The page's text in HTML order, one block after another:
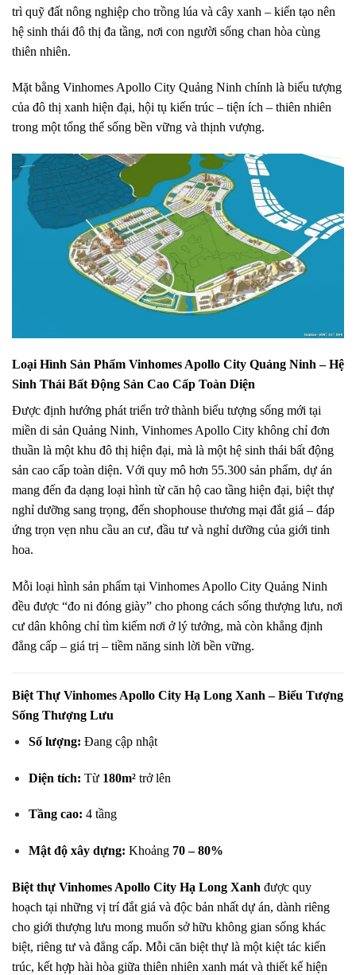
trì quỹ đất nông nghiệp cho trồng lúa và cây xanh – kiến tạo nên
hệ sinh thái đô thị đa tầng, nơi con người sống chan hòa cùng
thiên nhiên.
Mặt bằng Vinhomes Apollo City Quảng Ninh chính là biểu tượng
của đô thị xanh hiện đại, hội tụ kiến trúc – tiện ích – thiên nhiên
trong một tổng thể sống bền vững và thịnh vượng.
Loại Hình Sản Phẩm Vinhomes Apollo City Quảng Ninh – Hệ
Sinh Thái Bất Động Sản Cao Cấp Toàn Diện
Được định hướng phát triển trở thành biểu tượng sống mới tại
miền di sản Quảng Ninh, Vinhomes Apollo City không chỉ đơn
thuần là một khu đô thị hiện đại, mà là một hệ sinh thái bất động
sản cao cấp toàn diện. Với quy mô hơn 55.300 sản phẩm, dự án
mang đến đa dạng loại hình từ căn hộ cao tầng hiện đại, biệt thự
nghỉ dưỡng sang trọng, đến shophouse thương mại đắt giá – đáp
ứng trọn vẹn nhu cầu an cư, đầu tư và nghỉ dưỡng của giới tinh
hoa.
Mỗi loại hình sản phẩm tại Vinhomes Apollo City Quảng Ninh
đều được “đo ni đóng giày” cho phong cách sống thượng lưu, nơi
cư dân không chỉ tìm kiếm nơi ở lý tưởng, mà còn khẳng định
đẳng cấp – giá trị – tiềm năng sinh lời bền vững.
Biệt Thự Vinhomes Apollo City Hạ Long Xanh – Biểu Tượng
Sống Thượng Lưu
Số lượng: Đang cập nhật
Diện tích: Từ 180m²trở lên
Tầng cao: 4 tầng
Mật độ xây dựng: Khoảng 70 – 80%
Biệt thự Vinhomes Apollo City Hạ Long Xanh được quy
hoạch tại những vị trí đắt giá và độc bản nhất dự án, dành riêng
cho giới thượng lưu mong muốn sở hữu không gian sống khác
biệt, riêng tư và đẳng cấp. Mỗi căn biệt thự là một kiệt tác kiến
trúc, kết hợp hài hòa giữa thiên nhiên xanh mát và thiết kế hiện